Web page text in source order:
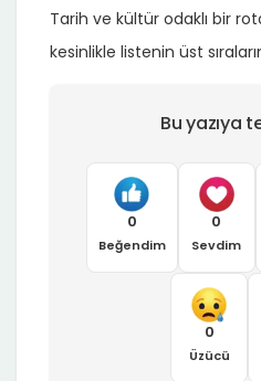
Tarih ve kültür odaklı bir
kesinlikle listenin üst
Bu yazıya
0
Beğendim
0
Sevdim
0
Üzücü